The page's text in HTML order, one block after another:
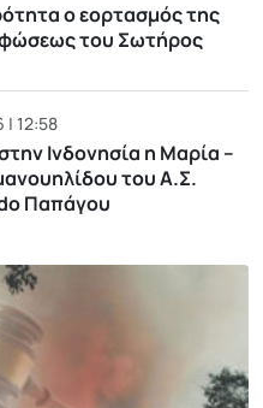
ο εορτασμός της
του Σωτήρος
| 12:58
Ινδονησία η Μαρία –
του Α.Σ.
Παπάγου